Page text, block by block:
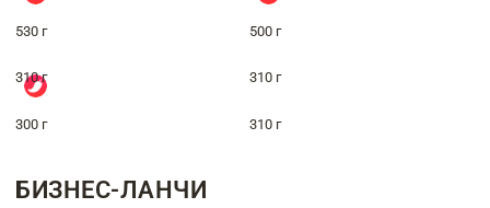
530 г 500 г
310 г 310 г
300 г 310 г
БИЗНЕС-ЛАНЧИ